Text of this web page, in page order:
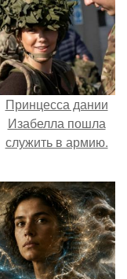
Принцесса дании
Изабелла пошла
служить в армию.